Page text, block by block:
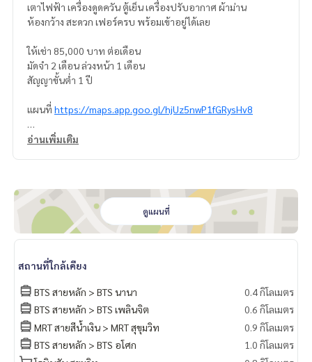
เตาไฟฟ้า เครื่องดูดควัน ตู้เย็น เครื่องปรับอากาศ ผ้าม่าน
ห้องกว้าง สะดวก เฟอร์ครบ พร้อมเข้าอยู่ได้เลย
ให้เช่า 85,000 บาท ต่อเดือน
มัดจำ 2 เดือน ล่วงหน้า 1 เดือน
สัญญาขั้นต่ำ 1 ปี
แผนที่ https://maps.app.goo.gl/hjUz5nwP1fGRysHv8
=================================
สนใจฝากทรัพย์เช่า – ขาย ติดต่อ Line ID: @superbestate
https://lin.ee/K5iYwEr
=================================
ESID-00545
อ่านเพิ่มเติม
ดูแผนที่
สถานที่ใกล้เคียง
BTS สายหลัก > BTS นานา
0.4 กิโลเมตร
BTS สายหลัก > BTS เพลินจิต
0.6 กิโลเมตร
MRT สายสีน้ำเงิน > MRT สุขุมวิท
0.9 กิโลเมตร
BTS สายหลัก > BTS อโศก
1.0 กิโลเมตร